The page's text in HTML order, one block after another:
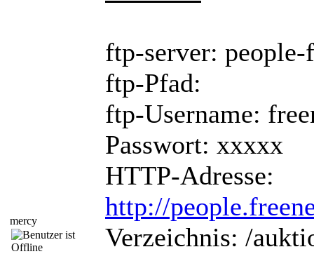
mercy
ftp-server: people-
ftp-Pfad:
ftp-Username:
Passwort: xxxxx
HTTP-Adresse:
http://
Verzeichnis: /